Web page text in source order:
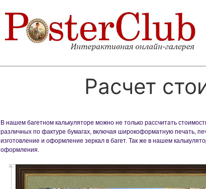
Расчет
В нашем багетном калькуляторе можно не только рассчитать
различных по фактуре бумагах, включая широкоформатную печать,
изготовление и оформление зеркал в багет. Так же в нашем
оформления.